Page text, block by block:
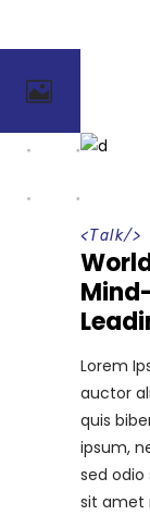
<Talk/>
Lorem
auctor
quis
ipsum,
sed
sit amet